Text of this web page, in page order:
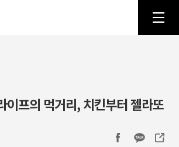
이프의 먹거리, 치킨부터 젤라또